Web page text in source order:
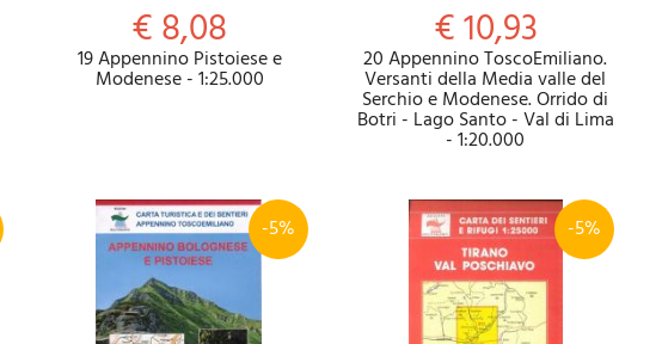
€ 8,08
19 Appennino Pistoiese e
Modenese - 1:25.000
€ 10,93
20 Appennino ToscoEmiliano.
Versanti della Media valle del
Serchio e Modenese. Orrido di
Botri - Lago Santo - Val di Lima
- 1:20.000
-5% -5%